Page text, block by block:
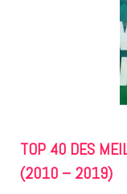
TOP 40 DES
(2010 – 2019)